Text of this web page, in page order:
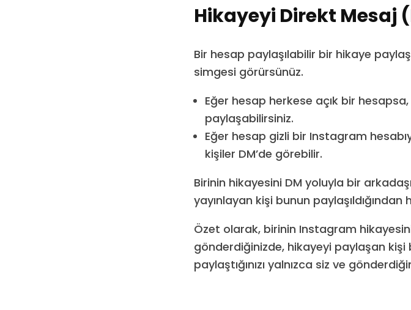
Hikayeyi Direkt Mesaj
Bir hesap paylaşılabilir bir hikaye
simgesi görürsünüz.
Eğer hesap herkese açık bir
paylaşabilirsiniz.
Eğer hesap gizli bir Instagram
kişiler DM’de görebilir.
Birinin hikayesini DM yoluyla bir
yayınlayan kişi bunun
Özet olarak, birinin Instagram
gönderdiğinizde, hikayeyi paylaşan
paylaştığınızı yalnızca siz ve